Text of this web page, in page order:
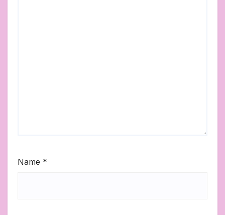
Name *